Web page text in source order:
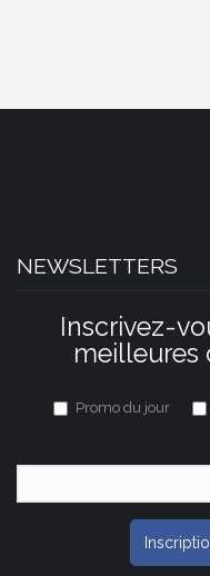
NEWSLETTERS
Inscrivez-
meilleures
Promo du jour